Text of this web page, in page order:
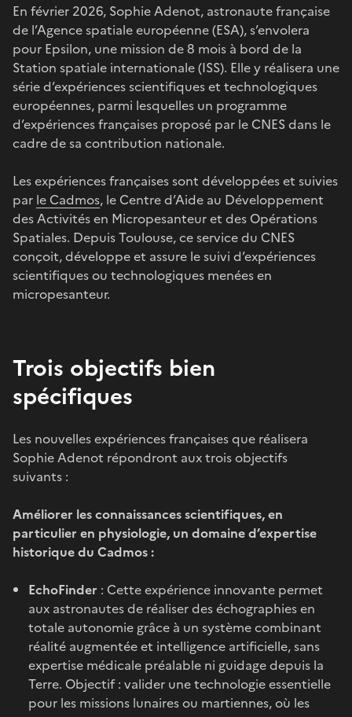
En février 2026, Sophie Adenot, astronaute française
de l’Agence spatiale européenne (ESA), s’envolera
pour Epsilon, une mission de 8 mois à bord de la
Station spatiale internationale (ISS). Elle y réalisera une
série d’expériences scientifiques et technologiques
européennes, parmi lesquelles un programme
d’expériences françaises proposé par le CNES dans le
cadre de sa contribution nationale.
Les expériences françaises sont développées et suivies
par le Cadmos, le Centre d’Aide au Développement
des Activités en Micropesanteur et des Opérations
Spatiales. Depuis Toulouse, ce service du CNES
conçoit, développe et assure le suivi d’expériences
scientifiques ou technologiques menées en
micropesanteur.
Trois objectifs bien
spécifiques
Les nouvelles expériences françaises que réalisera
Sophie Adenot répondront aux trois objectifs
suivants :
Améliorer les connaissances scientifiques, en
particulier en physiologie, un domaine d’expertise
historique du Cadmos :
EchoFinder : Cette expérience innovante permet
aux astronautes de réaliser des échographies en
totale autonomie grâce à un système combinant
réalité augmentée et intelligence artificielle, sans
expertise médicale préalable ni guidage depuis la
Terre. Objectif : valider une technologie essentielle
pour les missions lunaires ou martiennes, où les